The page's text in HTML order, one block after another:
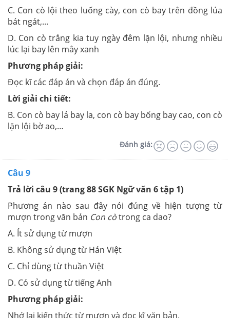
C. Con cò lội theo luống cày, con cò bay trên đồng lúa
bát ngát,...
D. Con cò trắng kia tuy ngày đêm lặn lội, nhưng nhiều
lúc lại bay lên mây xanh
Phương pháp giải:
Đọc kĩ các đáp án và chọn đáp án đúng.
Lời giải chi tiết:
B. Con cò bay lả bay la, con cò bay bổng bay cao, con cò
lặn lội bờ ao,…
Đánh giá:
Câu 9
Trả lời câu 9 (trang 88 SGK Ngữ văn 6 tập 1)
Phương án nào sau đây nói đúng về hiện tượng từ
mượn trong văn bản Con còtrong ca dao?
A. Ít sử dụng từ mượn
B. Không sử dụng từ Hán Việt
C. Chỉ dùng từ thuần Việt
D. Có sử dụng từ tiếng Anh
Phương pháp giải:
Nhớ lại kiến thức từ mượn và đọc kĩ văn bản.